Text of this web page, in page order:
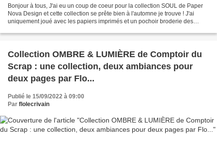
Bonjour à tous, J'ai eu un coup de coeur pour la collection SOUL de Paper
Nova Design et cette collection se prête bien à l'automne je trouve ! J'ai
uniquement joué avec les papiers imprimés et un pochoir broderie des
Collection OMBRE & LUMIÈRE de Comptoir du
Scrap : une collection, deux ambiances pour
deux pages par Flo...
Publié le 15/09/2022 à 09:00
Par flolecrivain